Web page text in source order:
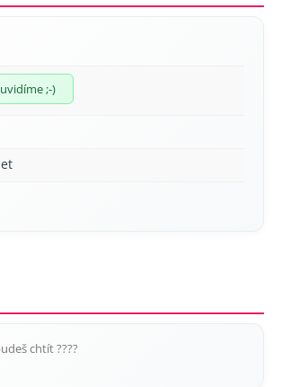
;-)
chtít ????